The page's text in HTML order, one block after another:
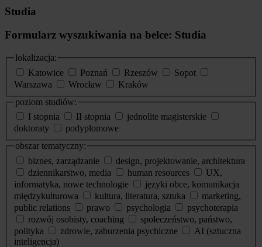
Studia
Formularz wyszukiwania na belce: Studia
lokalizacja:
Katowice
Poznań Rzeszów
Sopot
Warszawa
Wrocław
Kraków
poziom studiów:
I stopnia
II stopnia
jednolite magisterskie
doktoraty
podyplomowe
obszar tematyczny:
biznes, zarządzanie
design, projektowanie, architektura
dziennikarstwo, media
human resources
UX,
informatyka, nowe technologie
języki obce, komunikacja
międzykulturowa
kultura, literatura, sztuka
marketing,
public relations
prawo psychologia
psychoterapia
rozwój osobisty, coaching
społeczeństwo, państwo,
polityka
zdrowie, zaburzenia psychiczne
AI (sztuczna
inteligencja)